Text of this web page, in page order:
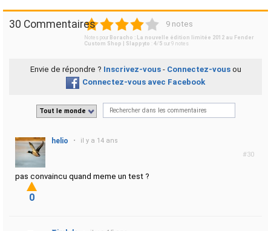
30 Commentaires
1 2 3 4 9 notes
Notes pour Boracho : La nouvelle édition limitée 2012 au Fender
Custom Shop | Slappyto
4/ 5 sur 9 notes
Envie de répondre ? Inscrivez-vous- Connectez-vousou
Connectez-vous avec Facebook
Tout le monde
#30
helio • il y a 14 ans
pas convaincu quand meme un test ?
0